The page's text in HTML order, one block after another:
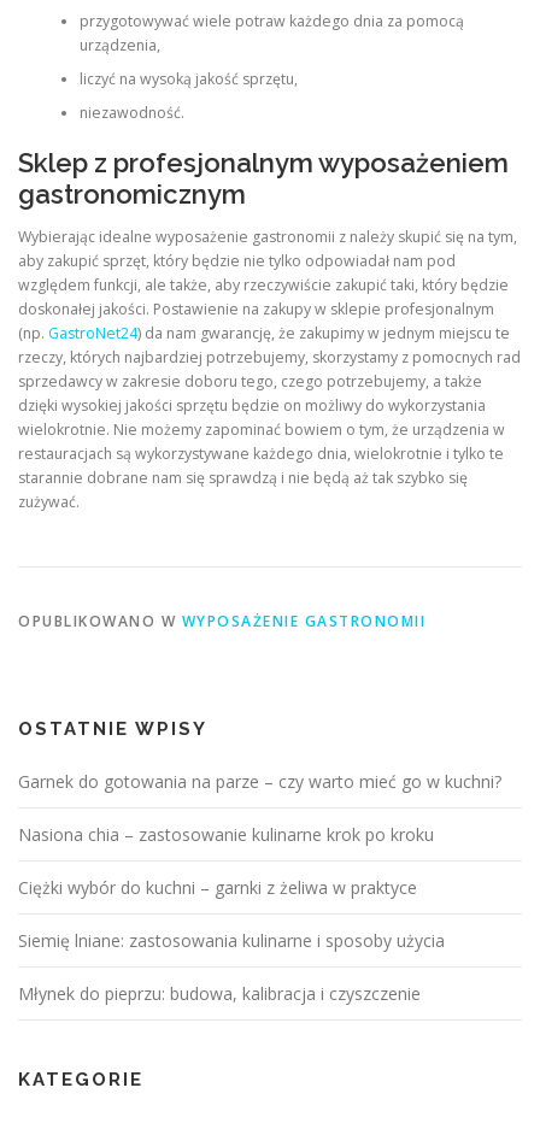
przygotowywać wiele potraw każdego dnia za pomocą
urządzenia,
liczyć na wysoką jakość sprzętu,
niezawodność.
Sklep z profesjonalnym wyposażeniem
gastronomicznym
Wybierając idealne wyposażenie gastronomii z należy skupić się na tym,
aby zakupić sprzęt, który będzie nie tylko odpowiadał nam pod
względem funkcji, ale także, aby rzeczywiście zakupić taki, który będzie
doskonałej jakości. Postawienie na zakupy w sklepie profesjonalnym
(np. GastroNet24) da nam gwarancję, że zakupimy w jednym miejscu te
rzeczy, których najbardziej potrzebujemy, skorzystamy z pomocnych rad
sprzedawcy w zakresie doboru tego, czego potrzebujemy, a także
dzięki wysokiej jakości sprzętu będzie on możliwy do wykorzystania
wielokrotnie. Nie możemy zapominać bowiem o tym, że urządzenia w
restauracjach są wykorzystywane każdego dnia, wielokrotnie i tylko te
starannie dobrane nam się sprawdzą i nie będą aż tak szybko się
zużywać.
OPUBLIKOWANO W WYPOSAŻENIE GASTRONOMII
OSTATNIE WPISY
Garnek do gotowania na parze – czy warto mieć go w kuchni?
Nasiona chia – zastosowanie kulinarne krok po kroku
Ciężki wybór do kuchni – garnki z żeliwa w praktyce
Siemię lniane: zastosowania kulinarne i sposoby użycia
Młynek do pieprzu: budowa, kalibracja i czyszczenie
KATEGORIE